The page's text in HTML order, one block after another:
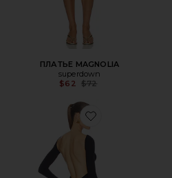
ПЛАТЬЕ MAGNOLIA
superdown
$62
Previous price:
$72
Favorite ПЛАТЬЕ HEIDI